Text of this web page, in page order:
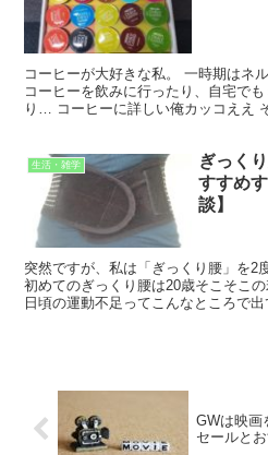
コーヒーが大好きな私。 一時期はネ
コーヒーを飲みに行ったり、自宅で
り… コーヒーに詳しい俺カッコええ
生活・雑学
ぎっく
すすめ
談】
突然ですが、私は「ぎっくり腰」を
初めてのぎっくり腰は20歳そこそこの
日頃の運動不足ってこんなところで
GWは映画
セールと